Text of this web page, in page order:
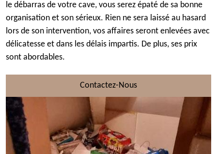
le débarras de votre cave, vous serez épaté de sa bonne
organisation et son sérieux. Rien ne sera laissé au hasard
lors de son intervention, vos affaires seront enlevées avec
délicatesse et dans les délais impartis. De plus, ses prix
sont abordables.
Contactez-Nous